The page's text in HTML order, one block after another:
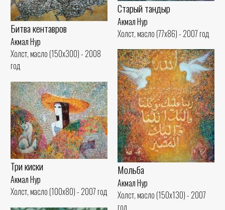
Старый тандыр
Акмал Нур
Холст, масло (77x86) - 2007 год
Битва кентавров
Акмал Нур
Холст, масло (150x300) - 2008
год
Мольба
Акмал Нур
Холст, масло (150x130) - 2007
год
Три киски
Акмал Нур
Холст, масло (100x80) - 2007 год